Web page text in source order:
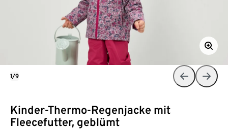
Kinder-Thermo-Regenjacke mit
Fleecefutter, geblümt
1/9